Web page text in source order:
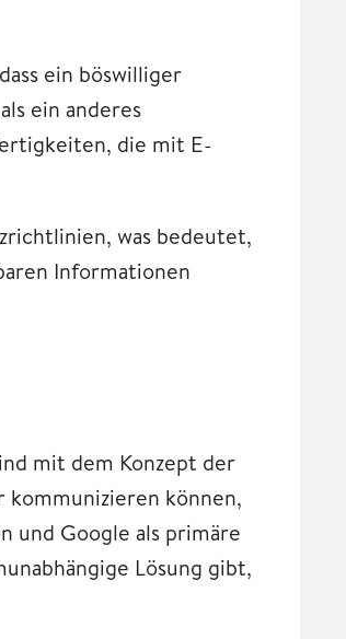
ein böswilliger
ein anderes
die mit E-
was bedeutet,
Informationen
mit dem Konzept der
können,
und Google als primäre
Lösung gibt,